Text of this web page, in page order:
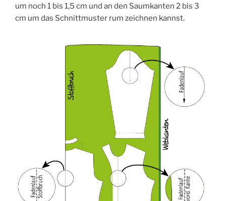
um noch 1 bis 1,5 cm und an den Saum­kan­ten 2 bis 3
cm um das Schnitt­mus­ter rum zeich­nen kannst.